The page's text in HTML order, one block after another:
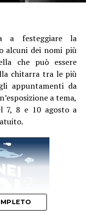
sabato 29
Foresta del Parco
come Selva di
uno spettacolo di
ore 18 e saranno
D’Andrassi.
contattare
8424810oppure
.
a festeggiare la
alcuni dei nomi più
che può essere
chitarra tra le più
appuntamenti da
a tema,
7, 8 e 10 agosto a